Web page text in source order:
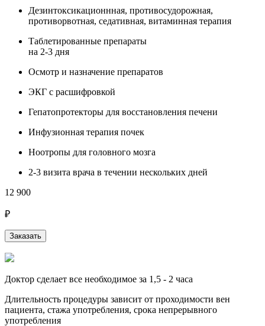
Дезинтоксикационнная, противосудорожная,
противорвотная, седативная, витаминная терапия
Таблетированные препараты
на 2-3 дня
Осмотр и назначение препаратов
ЭКГ с расшифровкой
Гепатопротекторы для восстановления печени
Инфузионная терапия почек
Ноотропы для головного мозга
2-3 визита врача в течении нескольких дней
12 900
₽
Заказать
Доктор сделает все необходимое за 1,5 - 2 часа
Длительность процедуры зависит от проходимости вен
пациента, стажа употребления, срока непрерывного
употребления